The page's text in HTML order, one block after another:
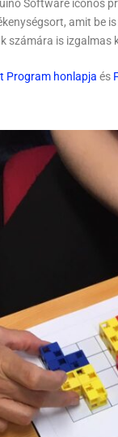
Software iconos
amit be
számára is
Program honlapja és